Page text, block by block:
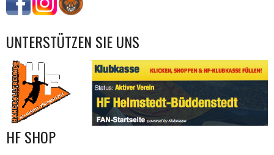
UNTERSTÜTZEN SIE UNS
HF SHOP